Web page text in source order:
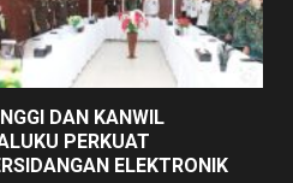
DAN KANWIL
PERKUAT
ELEKTRONIK